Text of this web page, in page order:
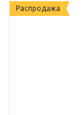
Распродажа